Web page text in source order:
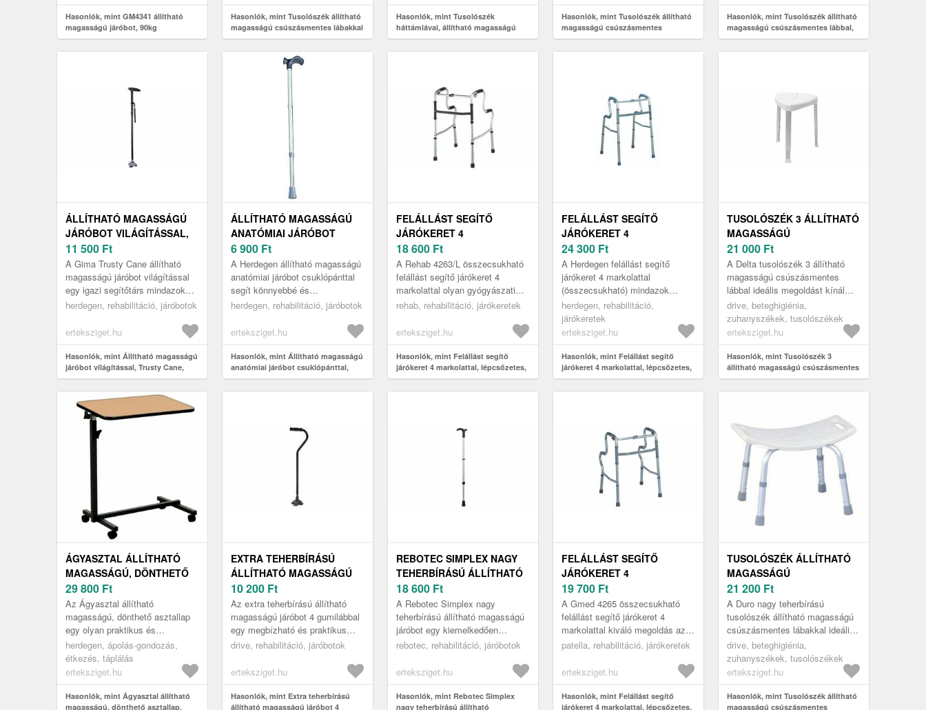
Hasonlók, mint GM4341 állítható
magasságú járóbot, 90kg
Hasonlók, mint Tusolószék állítható
magasságú csúszásmentes lábakkal
Hasonlók, mint Tusolószék
háttámlával, állítható magasságú
csúszásmentes lábakkal
Hasonlók, mint Tusolószék állítható
magasságú csúszásmentes
lábakkal, Dino
Hasonlók, mint Tusolószék állítható
magasságú csúszásmentes lábbal,
Delphi
ÁLLÍTHATÓ MAGASSÁGÚ
JÁRÓBOT VILÁGÍTÁSSAL,
TRUSTY CANE, GIMA
11 500 Ft
A Gima Trusty Cane állítható
magasságú járóbot világítással
egy igazi segítőtárs mindazok
számára, akik biztonságosabbá
herdegen, rehabilitáció, járóbotok
erteksziget.hu
Hasonlók, mint Állítható magasságú
járóbot világítással, Trusty Cane,
Gima
ÁLLÍTHATÓ MAGASSÁGÚ
ANATÓMIAI JÁRÓBOT
CSUKLÓPÁNTTAL,
HERDEGEN, BAL
6 900 Ft
A Herdegen állítható magasságú
anatómiai járóbot csuklópánttal
segít könnyebbé és
kényelmesebbé tenni a
akik baleset va...
herdegen, rehabilitáció, járóbotok
erteksziget.hu
Hasonlók, mint Állítható magasságú
anatómiai járóbot csuklópánttal,
Herdegen, bal
FELÁLLÁST SEGÍTŐ
JÁRÓKERET 4
MARKOLATTAL,
LÉPCSŐZETES,
ÖSSZECSUKHATÓ, REHAB
18 600 Ft
A Rehab 4263/L összecsukható
felállást segítő járókeret 4
markolattal olyan gyógyászati
segédeszköz, amely tökéletes
n...
rehab, rehabilitáció, járókeretek
erteksziget.hu
Hasonlók, mint Felállást segítő
járókeret 4 markolattal, lépcsőzetes,
összecsukható, Rehab
FELÁLLÁST SEGÍTŐ
JÁRÓKERET 4
MARKOLATTAL,
LÉPCSŐZETES,
ÖSSZECSUKHATÓ,
HERDEGEN
24 300 Ft
A Herdegen felállást segítő
járókeret 4 markolattal
(összecsukható) mindazok
számára készült, akiknek
nehézséget okoz a székről való
felállás, az á...
herdegen, rehabilitáció,
járókeretek
erteksziget.hu
Hasonlók, mint Felállást segítő
járókeret 4 markolattal, lépcsőzetes,
összecsukható, Herdegen
TUSOLÓSZÉK 3 ÁLLÍTHATÓ
MAGASSÁGÚ
CSÚSZÁSMENTES LÁBBAL,
DELTA
21 000 Ft
A Delta tusolószék 3 állítható
magasságú csúszásmentes
lábbal ideális megoldást kínál
azon személyek számára,
akiknek a mindennapi
tisztálkodás – p...
drive, beteghigiénia,
zuhanyszékek, tusolószékek
erteksziget.hu
Hasonlók, mint Tusolószék 3
állítható magasságú csúszásmentes
lábbal, Delta
ÁGYASZTAL ÁLLÍTHATÓ
MAGASSÁGÚ, DÖNTHETŐ
ASZTALLAP, 40X40CM
29 800 Ft
Az Ágyasztal állítható
magasságú, dönthető asztallap
egy olyan praktikus és
multifunkcionális eszköz, amely
megkönnyíti a mindennapjait,
különösen ...
herdegen, ápolás-gondozás,
étkezés, táplálás
erteksziget.hu
Hasonlók, mint Ágyasztal állítható
magasságú, dönthető asztallap,
EXTRA TEHERBÍRÁSÚ
ÁLLÍTHATÓ MAGASSÁGÚ
JÁRÓBOT 4 GUMILÁBBAL,
226KG
10 200 Ft
Az extra teherbírású állítható
magasságú járóbot 4 gumilábbal
egy megbízható és praktikus
gyógyászati segédeszköz,
számár...
drive, rehabilitáció, járóbotok
erteksziget.hu
Hasonlók, mint Extra teherbírású
állítható magasságú járóbot 4
REBOTEC SIMPLEX NAGY
TEHERBÍRÁSÚ ÁLLÍTHATÓ
MAGASSÁGÚ JÁRÓBOT,
175KG
18 600 Ft
A Rebotec Simplex nagy
teherbírású állítható magasságú
járóbot egy kiemelkedően
megbízható gyógyászati
és biztonságosa...
rebotec, rehabilitáció, járóbotok
erteksziget.hu
Hasonlók, mint Rebotec Simplex
nagy teherbírású állítható
FELÁLLÁST SEGÍTŐ
JÁRÓKERET 4
MARKOLATTAL,
LÉPCSŐZETES,
ÖSSZECSUKHATÓ, GMED
4265
19 700 Ft
A Gmed 4265 összecsukható
felállást segítő járókeret 4
markolattal kiváló megoldás azon
személyek számára, akik idős
patella, rehabilitáció, járókeretek
erteksziget.hu
Hasonlók, mint Felállást segítő
járókeret 4 markolattal, lépcsőzetes,
TUSOLÓSZÉK ÁLLÍTHATÓ
MAGASSÁGÚ
CSÚSZÁSMENTES
LÁBAKKAL, NAGY
TEHERBÍRÁSÚ, DURO
21 200 Ft
A Duro nagy teherbírású
tusolószék állítható magasságú
csúszásmentes lábakkal ideális
választás mindazok számára,
akiknek nehézséget okoz az
önálló...
drive, beteghigiénia,
zuhanyszékek, tusolószékek
erteksziget.hu
Hasonlók, mint Tusolószék állítható
magasságú csúszásmentes